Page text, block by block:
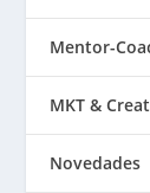
Mentor-
MKT &
Novedades